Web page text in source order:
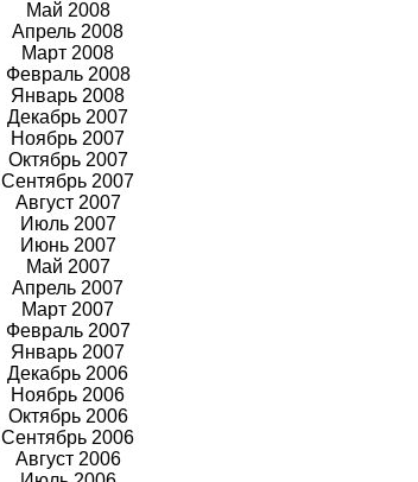
Май 2008
Апрель 2008
Март 2008
Февраль 2008
Январь 2008
Декабрь 2007
Ноябрь 2007
Октябрь 2007
Сентябрь 2007
Август 2007
Июль 2007
Июнь 2007
Май 2007
Апрель 2007
Март 2007
Февраль 2007
Январь 2007
Декабрь 2006
Ноябрь 2006
Октябрь 2006
Сентябрь 2006
Август 2006